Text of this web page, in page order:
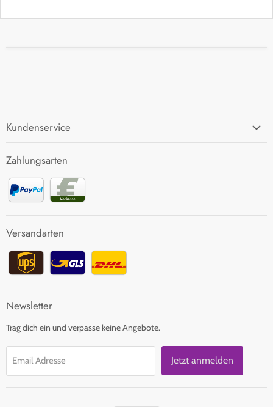
Kundenservice
Zahlung und Versand
Rücksendung
Kontakt
Zahlungsarten
Versandarten
Newsletter
Trag dich ein und verpasse keine Angebote.
Email Adresse Jetzt anmelden